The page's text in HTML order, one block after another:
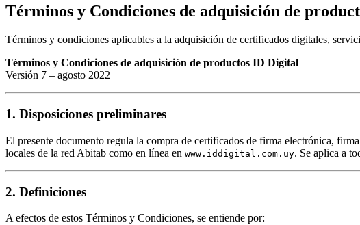
Términos y Condiciones de adquisición de
Términos y condiciones aplicables a la adquisición de certificados digitales,
Términos y Condiciones de adquisición de productos ID Digital
Versión 7 – agosto 2022
1. Disposiciones preliminares
El presente documento regula la compra de certificados de firma electrónica,
locales de la red Abitab como en línea en www.iddigital.com.uy. Se aplica a
2. Definiciones
A efectos de estos Términos y Condiciones, se entiende por: